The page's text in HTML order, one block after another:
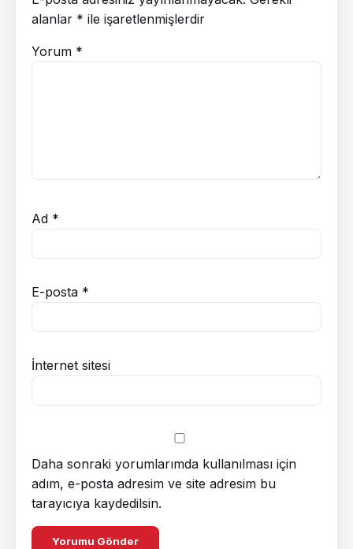
alanlar * ile işaretlenmişlerdir
Yorum *
Ad *
E-posta *
İnternet sitesi
Daha sonraki yorumlarımda kullanılması için
adım, e-posta adresim ve site adresim bu
tarayıcıya kaydedilsin.